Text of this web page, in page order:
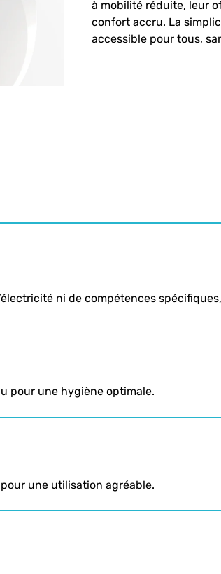
à mobilité réduite, leur
confort accru. La
accessible pour tous,
ni de compétences
pour une hygiène optimale.
une utilisation agréable.